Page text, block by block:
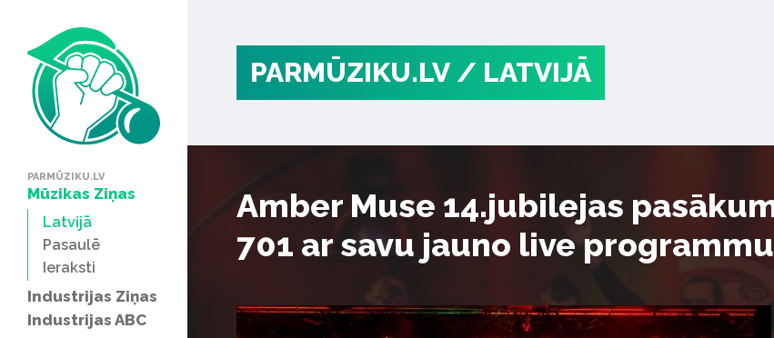
PARMŪZIKU.LV
Mūzikas Ziņas
Latvijā
Pasaulē
Ieraksti
Industrijas Ziņas
Industrijas ABC
PARMŪZIKU.LV / LATVIJĀ
Amber Muse 14.jubilejas
701 ar savu jauno live programmu